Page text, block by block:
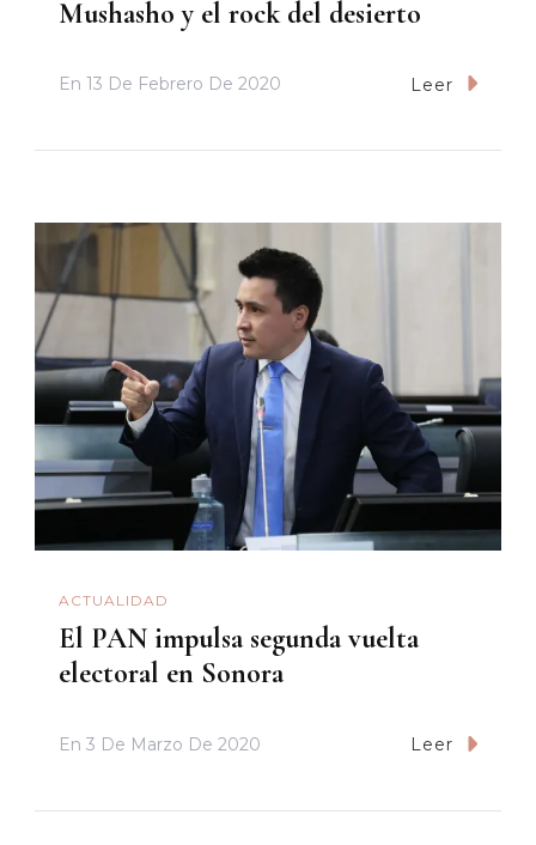
Mushasho y el rock del desierto
En 13 De Febrero De 2020 Leer
ACTUALIDAD
El PAN impulsa segunda vuelta
electoral en Sonora
En 3 De Marzo De 2020 Leer